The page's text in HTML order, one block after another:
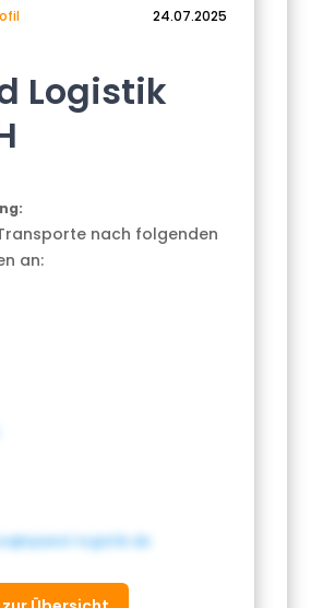
24.07.2025
Logistik
nach folgenden
an:
logistik.de